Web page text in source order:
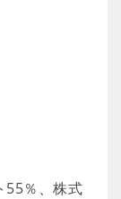
％、株式